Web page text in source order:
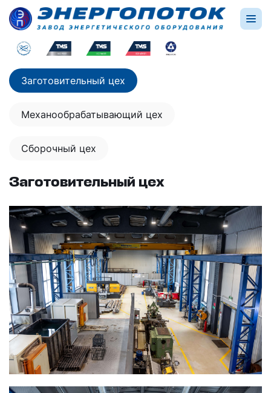
Производство
Заготовительный цех
Механообрабатывающий цех
Сборочный цех
Заготовительный цех